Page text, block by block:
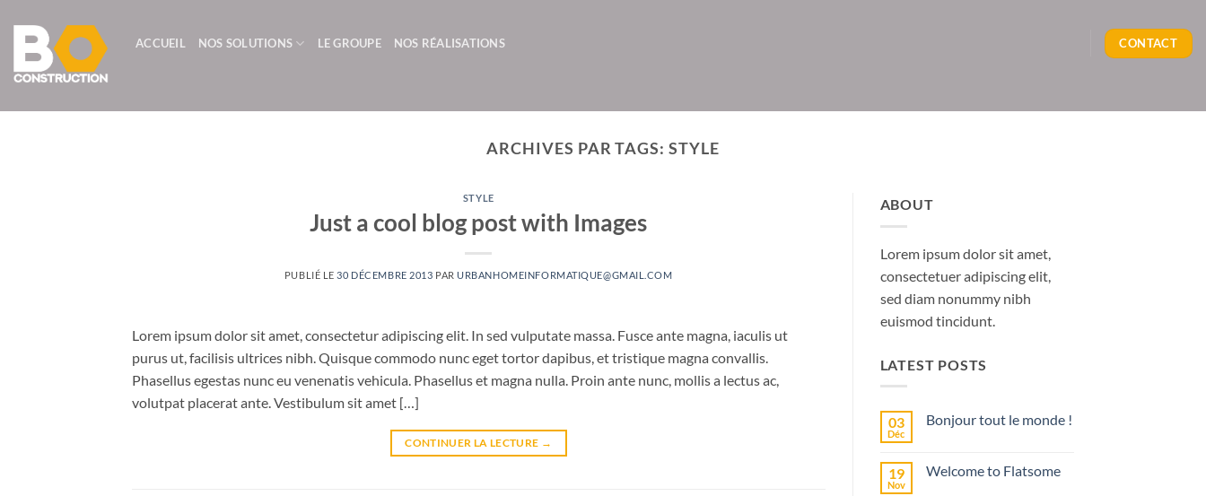
contenu
ACCUEIL NOS SOLUTIONS LE GROUPE NOS RÉALISATIONS CONTACT
ARCHIVES PAR TAGS: STYLE
STYLE
Just a cool blog post with Images
PUBLIÉ LE30 DÉCEMBRE 2013 PARURBANHOMEINFORMATIQUE@GMAIL.COM
Lorem ipsum dolor sit amet, consectetur adipiscing elit. In sed vulputate massa. Fusce ante magna, iaculis ut
purus ut, facilisis ultrices nibh. Quisque commodo nunc eget tortor dapibus, et tristique magna convallis.
Phasellus egestas nunc eu venenatis vehicula. Phasellus et magna nulla. Proin ante nunc, mollis a lectus ac,
volutpat placerat ante. Vestibulum sit amet […]
CONTINUER LA LECTURE →
ABOUT
Lorem ipsum dolor sit amet,
consectetuer adipiscing elit,
sed diam nonummy nibh
euismod tincidunt.
LATEST POSTS
03
Déc
Bonjour tout le monde !
Bonjour
19
Nov
Welcome to Flatsome